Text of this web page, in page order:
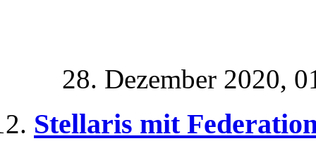
28. Dezember 2020,
Stellaris mit